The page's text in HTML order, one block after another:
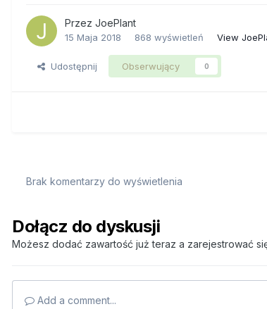
Przez JoePlant
15 Maja 2018 868 wyświetleń View
Udostępnij Obserwujący 0
Brak komentarzy do wyświetlenia
Dołącz do dyskusji
Możesz dodać zawartość już teraz a zarejestrować
Add a comment...